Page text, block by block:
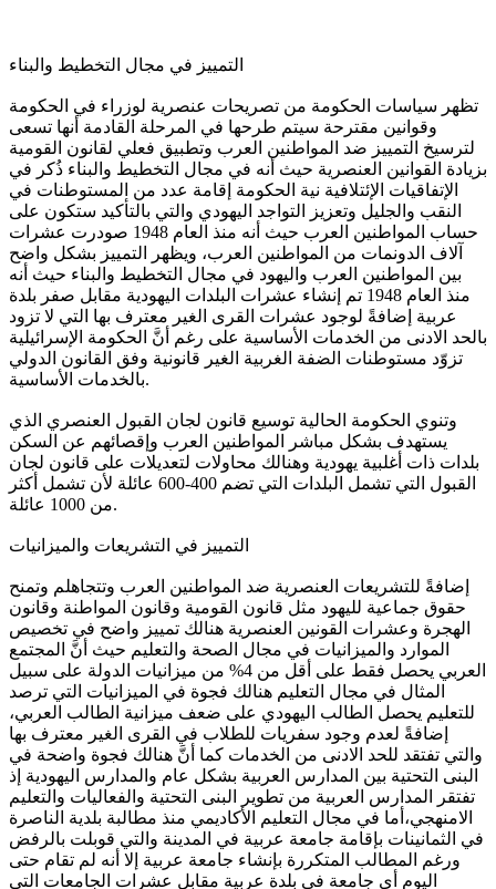
التمييز في مجال التخطيط والبناء
تظهر سياسات الحكومة من تصريحات عنصرية لوزراء في الحكومة
وقوانين مقترحة سيتم طرحها في المرحلة القادمة أنها تسعى
لترسيخ التمييز ضد المواطنين العرب وتطبيق فعلي لقانون القومية
بزيادة القوانين العنصرية حيث أنه في مجال التخطيط والبناء ذُكر في
الإتفاقيات الإئتلافية نية الحكومة إقامة عدد من المستوطنات في
النقب والجليل وتعزيز التواجد اليهودي والتي بالتأكيد ستكون على
حساب المواطنين العرب حيث أنه منذ العام 1948 صودرت عشرات
آلاف الدونمات من المواطنين العرب، ويظهر التمييز بشكل واضح
بين المواطنين العرب واليهود في مجال التخطيط والبناء حيث أنه
منذ العام 1948 تم إنشاء عشرات البلدات اليهودية مقابل صفر بلدة
عربية إضافةً لوجود عشرات القرى الغير معترف بها التي لا تزود
بالحد الادنى من الخدمات الأساسية على رغم أنَّ الحكومة الإسرائيلية
تزوّد مستوطنات الضفة الغربية الغير قانونية وفق القانون الدولي
بالخدمات الأساسية.
وتنوي الحكومة الحالية توسيع قانون لجان القبول العنصري الذي
يستهدف بشكل مباشر المواطنين العرب وإقصائهم عن السكن
بلدات ذات أغلبية يهودية وهنالك محاولات لتعديلات على قانون لجان
القبول التي تشمل البلدات التي تضم 400-600 عائلة لأن تشمل أكثر
من 1000 عائلة.
التمييز في التشريعات والميزانيات
إضافةً للتشريعات العنصرية ضد المواطنين العرب وتتجاهلم وتمنح
حقوق جماعية لليهود مثل قانون القومية وقانون المواطنة وقانون
الهجرة وعشرات القونين العنصرية هنالك تمييز واضح في تخصيص
الموارد والميزانيات في مجال الصحة والتعليم حيث أنَّ المجتمع
العربي يحصل فقط على أقل من 4% من ميزانيات الدولة على سبيل
المثال في مجال التعليم هنالك فجوة في الميزانيات التي ترصد
للتعليم يحصل الطالب اليهودي على ضعف ميزانية الطالب العربي،
إضافةً لعدم وجود سفريات للطلاب في القرى الغير معترف بها
والتي تفتقد للحد الادنى من الخدمات كما أنَّ هنالك فجوة واضحة في
البنى التحتية بين المدارس العربية بشكل عام والمدارس اليهودية إذ
تفتقر المدارس العربية من تطوير البنى التحتية والفعاليات والتعليم
الامنهجي،أما في مجال التعليم الأكاديمي منذ مطالبة بلدية الناصرة
في الثمانينات بإقامة جامعة عربية في المدينة والتي قوبلت بالرفض
ورغم المطالب المتكررة بإنشاء جامعة عربية إلا أنه لم تقام حتى
اليوم أي جامعة في بلدة عربية مقابل عشرات الجامعات التي